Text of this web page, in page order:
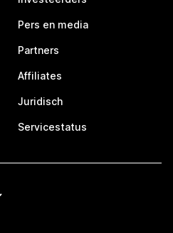
Pers en media
Partners
Affiliates
Juridisch
Servicestatus